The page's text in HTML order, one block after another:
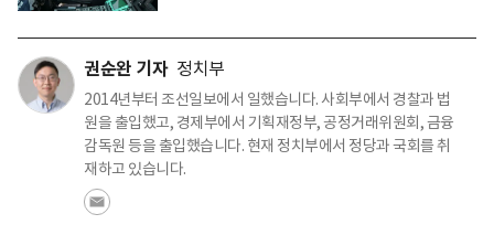
권순완 기자 정치부
2014년부터 조선일보에서 일했습니다. 사회부에서 경찰과 법
원을 출입했고, 경제부에서 기획재정부, 공정거래위원회, 금융
감독원 등을 출입했습니다. 현재 정치부에서 정당과 국회를 취
재하고 있습니다.